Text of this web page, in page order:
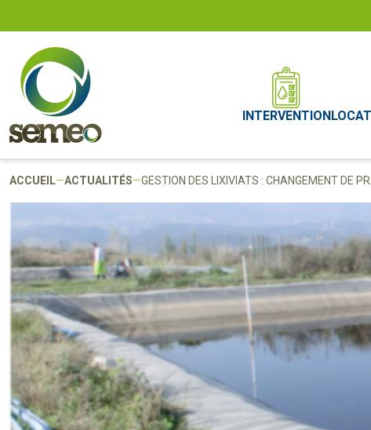
INTERVENTION
ACCUEIL—ACTUALITÉS—GESTION DES LIXIVIATS : CHANGEMENT DE